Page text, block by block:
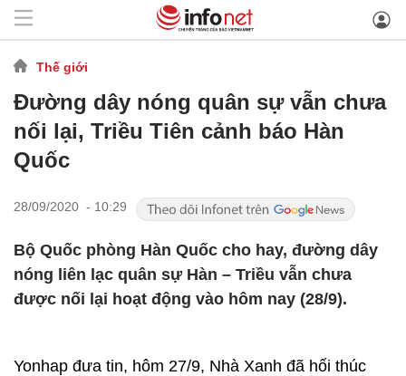
Thế giới
Đường dây nóng quân sự vẫn chưa
nối lại, Triều Tiên cảnh báo Hàn
Quốc
28/09/2020 - 10:29
Bộ Quốc phòng Hàn Quốc cho hay, đường dây
nóng liên lạc quân sự Hàn – Triều vẫn chưa
được nối lại hoạt động vào hôm nay (28/9).
Yonhap đưa tin, hôm 27/9, Nhà Xanh đã hối thúc